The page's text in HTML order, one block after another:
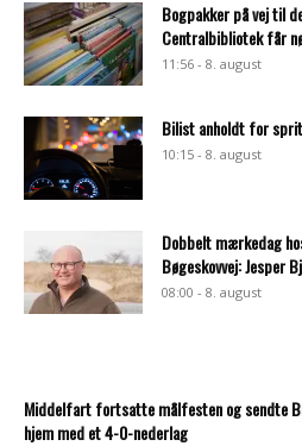
Bogpakker på vej til
Centralbibliotek får
11:56 - 8. august
Bilist anholdt for
10:15 - 8. august
Dobbelt mærkedag
Bøgeskovvej: Jesper
08:00 - 8. august
Middelfart fortsatte målfesten og sendte
hjem med et 4-0-nederlag